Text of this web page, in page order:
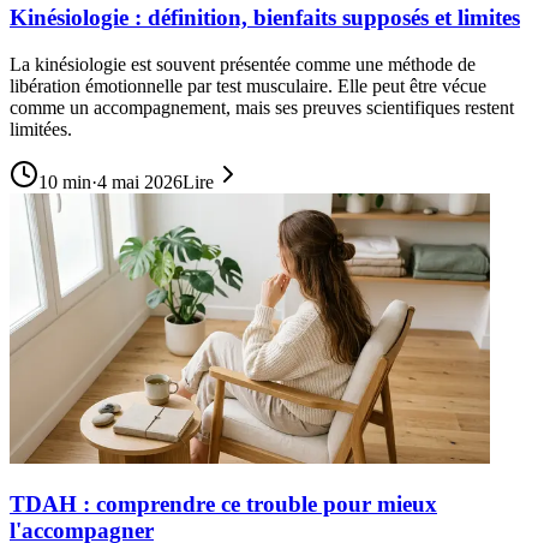
Kinésiologie : définition, bienfaits supposés et limites
La kinésiologie est souvent présentée comme une méthode de
libération émotionnelle par test musculaire. Elle peut être vécue
comme un accompagnement, mais ses preuves scientifiques restent
limitées.
10 min·4 mai 2026Lire
TDAH : comprendre ce trouble pour mieux
l'accompagner